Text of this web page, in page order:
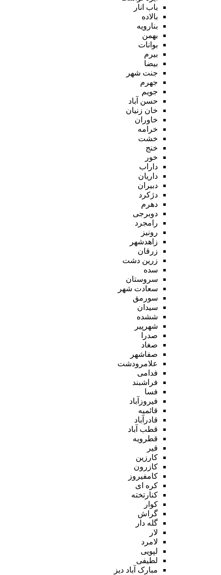
باب انار
بالاده
بنارویه
بهمن
بوانات
بیرم
بیضا
جنت شهر
جهرم
جویم
حسن آباد
خان زنیان
خاوران
خرامه
خشت
خنج
خور
داراب
داریان
دبیران
دژکرد
دهرم
دوبرجی
رامجرد
رونیز
زاهدشهر
زرقان
زرین دشت
سده
سروستان
سعادت شهر
سورمق
سیدان
ششده
شهرپیر
صدرا
صغاد
صفاشهر
علامرودشت
فدامی
فراشبند
فسا
فیروزآباد
قائمیه
قادرآباد
قطب آباد
قطرویه
قیر
کارزین
کازرون
کامفیروز
کره ای
کنارتخته
کوار
گراش
گله دار
لار
لامرد
لپویی
لطیفی
مبارک آباد دیز